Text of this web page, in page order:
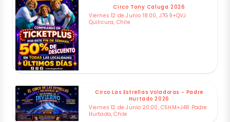
Circo Tony Caluga 2026
Viernes 12 de Junio 18:00, J7G9+QVJ
Quilicura, Chile
Circo Las Estrellas Voladoras - Padre
Hurtado 2026
Viernes 12 de Junio 20:00, C5HM+J4R Padre
Hurtado, Chile